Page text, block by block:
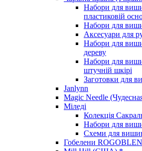
Набори для
пластиковій
Набори для
Аксесуари для
Набори для
дереву
Набори для
штучній шкірі
Заготовки для
Janlynn
Magic Needle
Міледі
Колекція
Набори для
Схеми для
Гобелени